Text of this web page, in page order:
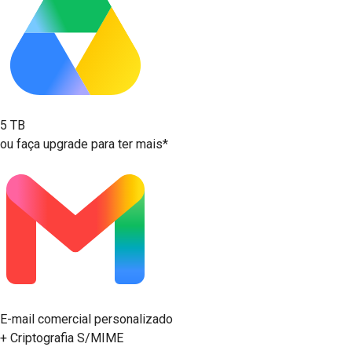
5 TB
ou faça upgrade para ter mais*
E-mail comercial personalizado
+ Criptografia S/MIME